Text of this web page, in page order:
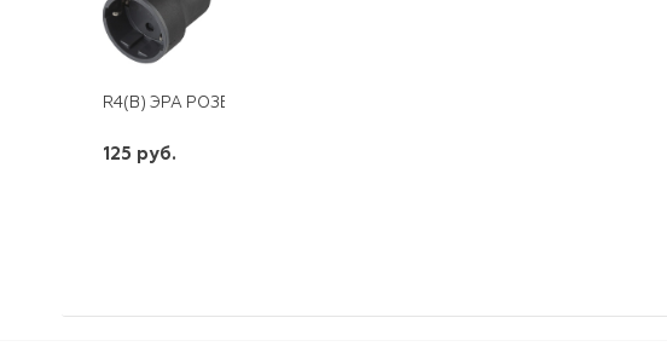
R4(В) ЭРА РОЗЕТКА КАБЕЛЬНАЯ С/З 16А ПРЯМОЙ ВВОД ЧЕРНАЯ
125 руб.